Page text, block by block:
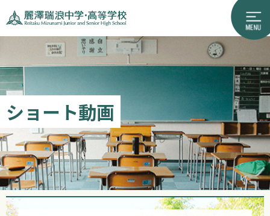
ショート動画